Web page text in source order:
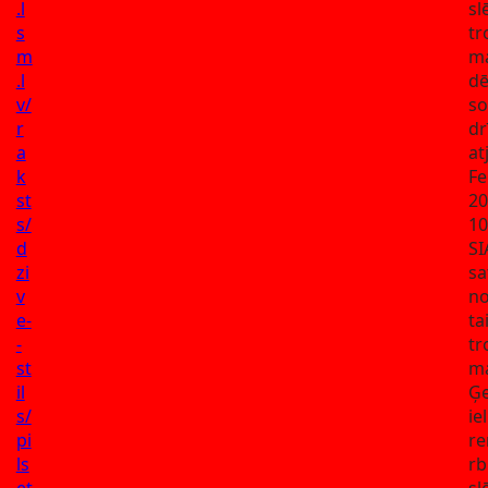
.l
s
m
.l
v/
r
a
k
st
s/
d
zi
v
e-
-
st
il
s/
pi
ls